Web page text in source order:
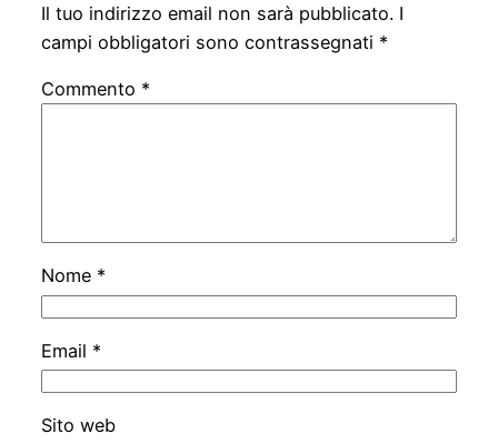
Il tuo indirizzo email non sarà pubblicato. I
campi obbligatori sono contrassegnati *
Commento *
Nome *
Email *
Sito web